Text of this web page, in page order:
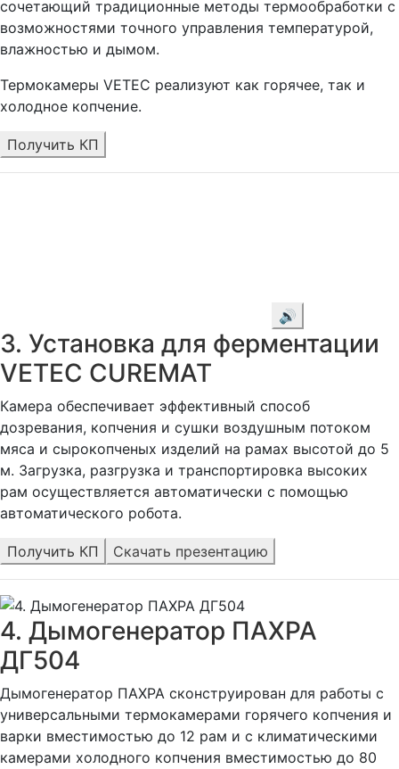
сочетающий традиционные методы термообработки с
возможностями точного управления температурой,
влажностью и дымом.
Термокамеры VETEC реализуют как горячее, так и
холодное копчение.
Получить КП
🔊
3. Установка для ферментации
VETEC CUREMAT
Камера обеспечивает эффективный способ
дозревания, копчения и сушки воздушным потоком
мяса и сырокопченых изделий на рамах высотой до 5
м. Загрузка, разгрузка и транспортировка высоких
рам осуществляется автоматически с помощью
автоматического робота.
Получить КП Скачать презентацию
4. Дымогенератор ПАХРА
ДГ504
Дымогенератор ПАХРА сконструирован для работы с
универсальными термокамерами горячего копчения и
варки вместимостью до 12 рам и с климатическими
камерами холодного копчения вместимостью до 80